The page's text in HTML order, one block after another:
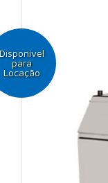
para
Locação